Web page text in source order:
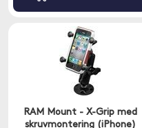
RAM Mount - X-Grip med
skruvmontering (iPhone)